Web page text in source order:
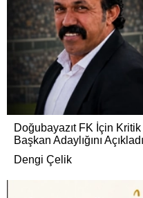
Doğubayazıt FK İçin
Başkan Adaylığını Açıkladı
Dengi Çelik